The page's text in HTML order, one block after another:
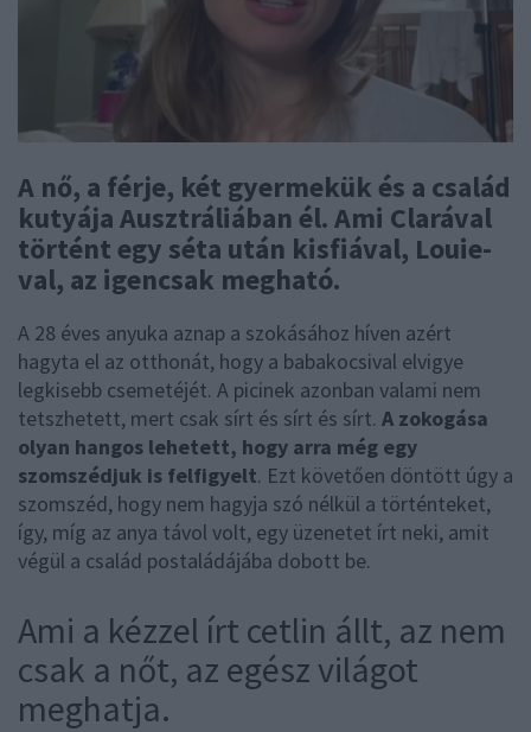
A nő, a férje, két gyermekük és a család
kutyája Ausztráliában él. Ami Clarával
történt egy séta után kisfiával, Louie-
val, az igencsak megható.
A 28 éves anyuka aznap a szokásához híven azért
hagyta el az otthonát, hogy a babakocsival elvigye
legkisebb csemetéjét. A picinek azonban valami nem
tetszhetett, mert csak sírt és sírt és sírt. A zokogása
olyan hangos lehetett, hogy arra még egy
szomszédjuk is felfigyelt. Ezt követően döntött úgy a
szomszéd, hogy nem hagyja szó nélkül a történteket,
így, míg az anya távol volt, egy üzenetet írt neki, amit
végül a család postaládájába dobott be.
Ami a kézzel írt cetlin állt, az nem
csak a nőt, az egész világot
meghatja.